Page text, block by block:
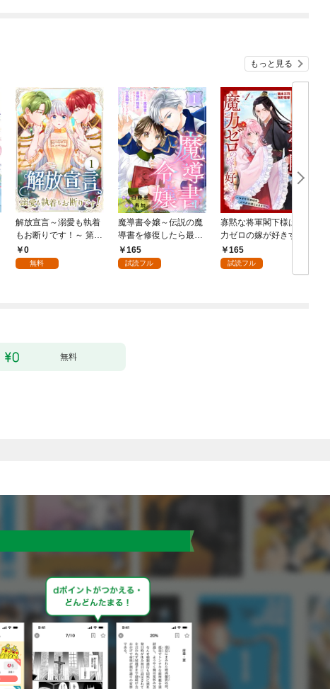
もっと見る
解放宣言～溺愛も執着
もお断りです！～ 第1
話0
無料
魔導書令嬢～伝説の魔
導書を修復したら最強
の精霊が味方になりま
した（クールな王弟殿
165
試読フル
寡黙な将軍閣下様は魔
力ゼロの嫁が好きすぎ
る～なぜか旦那様の心
の声が聞こえます！？
～［1話売り］ story0
165
試読フル
無料